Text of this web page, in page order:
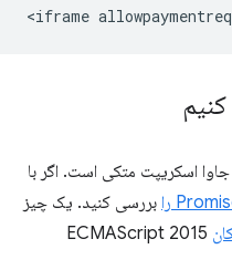
جاوا اسکریپت متکی است. اگر با
بررسی کنید. یک چیز
ECMAScript 2015